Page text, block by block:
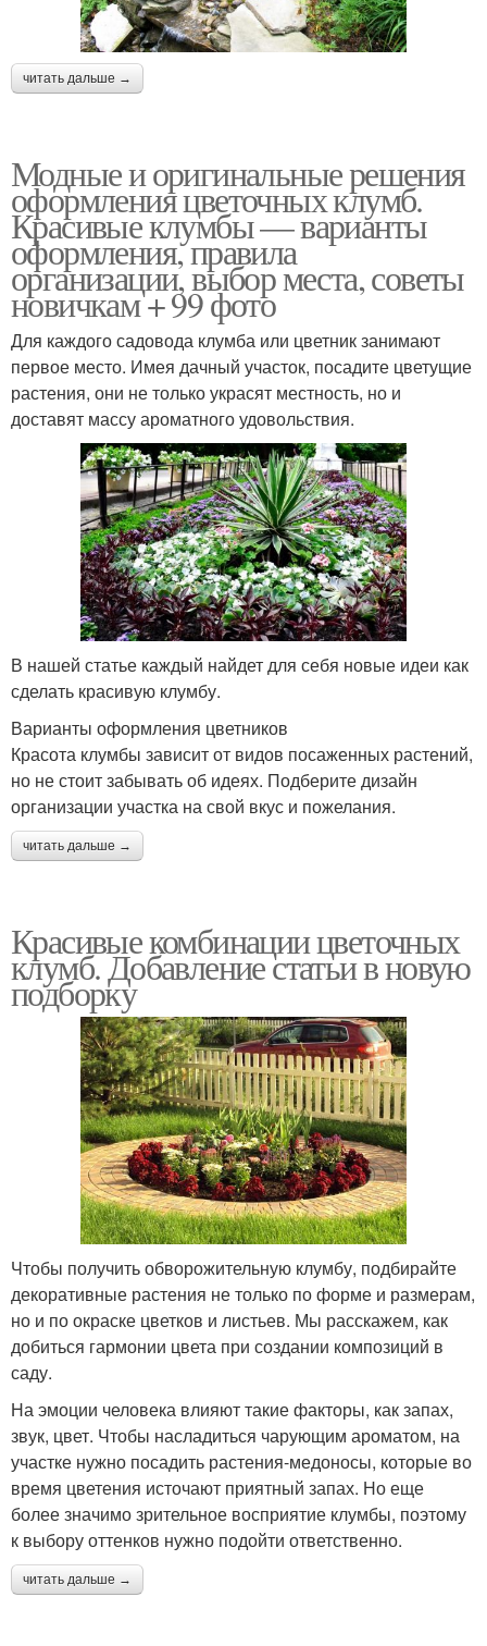
читать дальше →
Модные и оригинальные решения
оформления цветочных клумб.
Красивые клумбы — варианты
оформления, правила
организации, выбор места, советы
новичкам + 99 фото
Для каждого садовода клумба или цветник занимают
первое место. Имея дачный участок, посадите цветущие
растения, они не только украсят местность, но и
доставят массу ароматного удовольствия.
В нашей статье каждый найдет для себя новые идеи как
сделать красивую клумбу.
Варианты оформления цветников
Красота клумбы зависит от видов посаженных растений,
но не стоит забывать об идеях. Подберите дизайн
организации участка на свой вкус и пожелания.
читать дальше →
Красивые комбинации цветочных
клумб. Добавление статьи в новую
подборку
Чтобы получить обворожительную клумбу, подбирайте
декоративные растения не только по форме и размерам,
но и по окраске цветков и листьев. Мы расскажем, как
добиться гармонии цвета при создании композиций в
саду.
На эмоции человека влияют такие факторы, как запах,
звук, цвет. Чтобы насладиться чарующим ароматом, на
участке нужно посадить растения-медоносы, которые во
время цветения источают приятный запах. Но еще
более значимо зрительное восприятие клумбы, поэтому
к выбору оттенков нужно подойти ответственно.
читать дальше →